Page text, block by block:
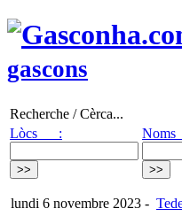
gascons
Recherche / Cèrca...
Lòcs :
lundi 6 novembre 2023 -